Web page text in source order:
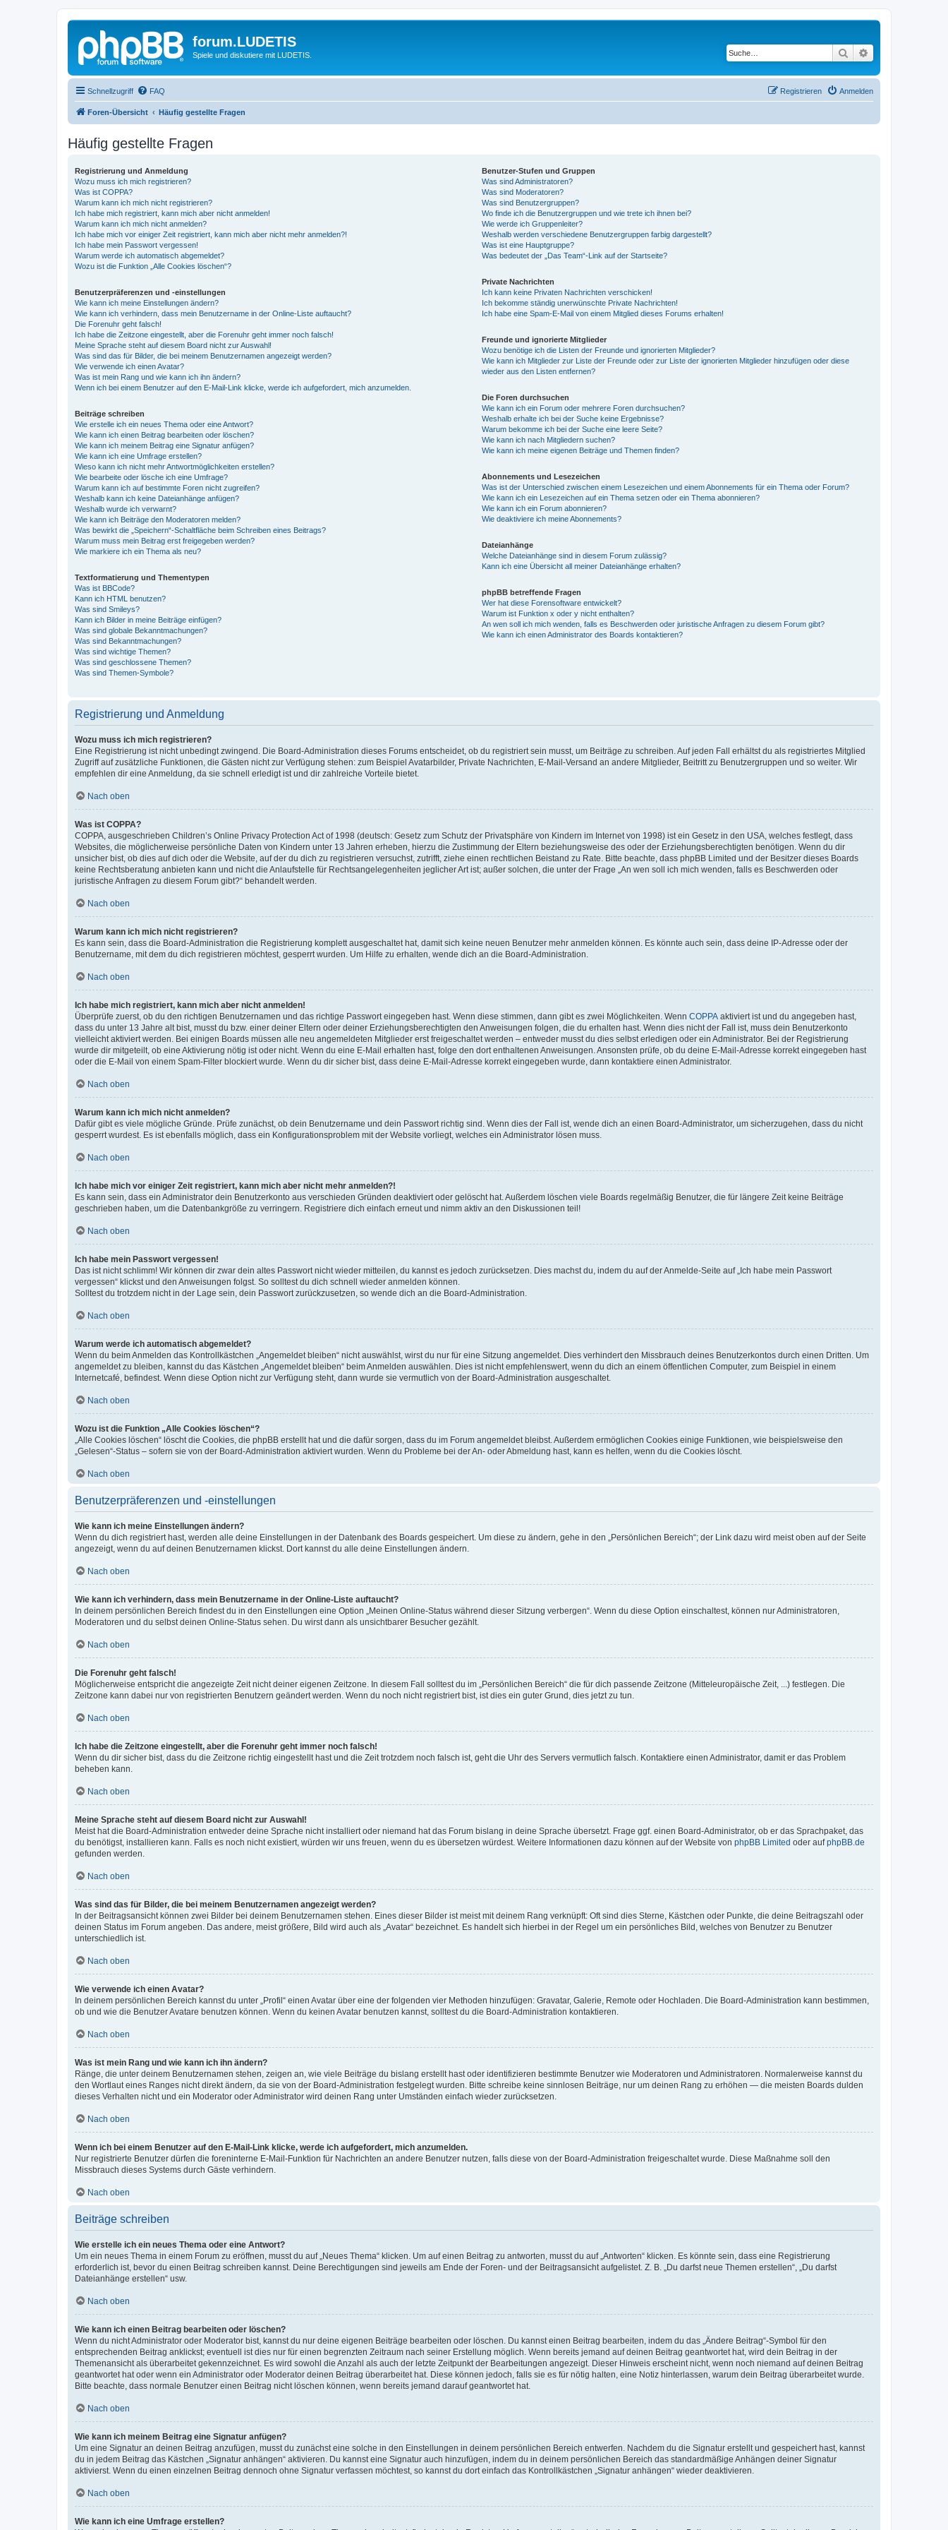
forum.LUDETIS
Spiele und diskutiere mit LUDETIS. Suche
Schnellzugriff FAQ Anmelden
Registrieren
Foren-Übersicht Häufig gestellte Fragen
Häufig gestellte Fragen
Registrierung und Anmeldung
Wozu muss ich mich registrieren?
Was ist COPPA?
Warum kann ich mich nicht registrieren?
Ich habe mich registriert, kann mich aber nicht anmelden!
Warum kann ich mich nicht anmelden?
Ich habe mich vor einiger Zeit registriert, kann mich aber nicht mehr anmelden?!
Ich habe mein Passwort vergessen!
Warum werde ich automatisch abgemeldet?
Wozu ist die Funktion „Alle Cookies löschen“?
Benutzerpräferenzen und -einstellungen
Wie kann ich meine Einstellungen ändern?
Wie kann ich verhindern, dass mein Benutzername in der Online-Liste auftaucht?
Die Forenuhr geht falsch!
Ich habe die Zeitzone eingestellt, aber die Forenuhr geht immer noch falsch!
Meine Sprache steht auf diesem Board nicht zur Auswahl!
Was sind das für Bilder, die bei meinem Benutzernamen angezeigt werden?
Wie verwende ich einen Avatar?
Was ist mein Rang und wie kann ich ihn ändern?
Wenn ich bei einem Benutzer auf den E-Mail-Link klicke, werde ich aufgefordert, mich anzumelden.
Beiträge schreiben
Wie erstelle ich ein neues Thema oder eine Antwort?
Wie kann ich einen Beitrag bearbeiten oder löschen?
Wie kann ich meinem Beitrag eine Signatur anfügen?
Wie kann ich eine Umfrage erstellen?
Wieso kann ich nicht mehr Antwortmöglichkeiten erstellen?
Wie bearbeite oder lösche ich eine Umfrage?
Warum kann ich auf bestimmte Foren nicht zugreifen?
Weshalb kann ich keine Dateianhänge anfügen?
Weshalb wurde ich verwarnt?
Wie kann ich Beiträge den Moderatoren melden?
Was bewirkt die „Speichern“-Schaltfläche beim Schreiben eines Beitrags?
Warum muss mein Beitrag erst freigegeben werden?
Wie markiere ich ein Thema als neu?
Textformatierung und Thementypen
Was ist BBCode?
Kann ich HTML benutzen?
Was sind Smileys?
Kann ich Bilder in meine Beiträge einfügen?
Was sind globale Bekanntmachungen?
Was sind Bekanntmachungen?
Was sind wichtige Themen?
Was sind geschlossene Themen?
Was sind Themen-Symbole?
Benutzer-Stufen und Gruppen
Was sind Administratoren?
Was sind Moderatoren?
Was sind Benutzergruppen?
Wo finde ich die Benutzergruppen und wie trete ich ihnen bei?
Wie werde ich Gruppenleiter?
Weshalb werden verschiedene Benutzergruppen farbig dargestellt?
Was ist eine Hauptgruppe?
Was bedeutet der „Das Team“-Link auf der Startseite?
Private Nachrichten
Ich kann keine Privaten Nachrichten verschicken!
Ich bekomme ständig unerwünschte Private Nachrichten!
Ich habe eine Spam-E-Mail von einem Mitglied dieses Forums erhalten!
Freunde und ignorierte Mitglieder
Wozu benötige ich die Listen der Freunde und ignorierten Mitglieder?
Wie kann ich Mitglieder zur Liste der Freunde oder zur Liste der ignorierten Mitglieder hinzufügen oder diese
wieder aus den Listen entfernen?
Die Foren durchsuchen
Wie kann ich ein Forum oder mehrere Foren durchsuchen?
Weshalb erhalte ich bei der Suche keine Ergebnisse?
Warum bekomme ich bei der Suche eine leere Seite?
Wie kann ich nach Mitgliedern suchen?
Wie kann ich meine eigenen Beiträge und Themen finden?
Abonnements und Lesezeichen
Was ist der Unterschied zwischen einem Lesezeichen und einem Abonnements für ein Thema oder Forum?
Wie kann ich ein Lesezeichen auf ein Thema setzen oder ein Thema abonnieren?
Wie kann ich ein Forum abonnieren?
Wie deaktiviere ich meine Abonnements?
Dateianhänge
Welche Dateianhänge sind in diesem Forum zulässig?
Kann ich eine Übersicht all meiner Dateianhänge erhalten?
phpBB betreffende Fragen
Wer hat diese Forensoftware entwickelt?
Warum ist Funktion x oder y nicht enthalten?
An wen soll ich mich wenden, falls es Beschwerden oder juristische Anfragen zu diesem Forum gibt?
Wie kann ich einen Administrator des Boards kontaktieren?
Registrierung und Anmeldung
Wozu muss ich mich registrieren?
Eine Registrierung ist nicht unbedingt zwingend. Die Board-Administration dieses Forums entscheidet, ob du registriert sein musst, um Beiträge zu schreiben. Auf jeden Fall erhältst du als registriertes Mitglied
Zugriff auf zusätzliche Funktionen, die Gästen nicht zur Verfügung stehen: zum Beispiel Avatarbilder, Private Nachrichten, E-Mail-Versand an andere Mitglieder, Beitritt zu Benutzergruppen und so weiter. Wir
empfehlen dir eine Anmeldung, da sie schnell erledigt ist und dir zahlreiche Vorteile bietet.
Nach oben
Was ist COPPA?
COPPA, ausgeschrieben Children’s Online Privacy Protection Act of 1998 (deutsch: Gesetz zum Schutz der Privatsphäre von Kindern im Internet von 1998) ist ein Gesetz in den USA, welches festlegt, dass
Websites, die möglicherweise persönliche Daten von Kindern unter 13 Jahren erheben, hierzu die Zustimmung der Eltern beziehungsweise des oder der Erziehungsberechtigten benötigen. Wenn du dir
unsicher bist, ob dies auf dich oder die Website, auf der du dich zu registrieren versuchst, zutrifft, ziehe einen rechtlichen Beistand zu Rate. Bitte beachte, dass phpBB Limited und der Besitzer dieses Boards
keine Rechtsberatung anbieten kann und nicht die Anlaufstelle für Rechtsangelegenheiten jeglicher Art ist; außer solchen, die unter der Frage „An wen soll ich mich wenden, falls es Beschwerden oder
juristische Anfragen zu diesem Forum gibt?“ behandelt werden.
Nach oben
Warum kann ich mich nicht registrieren?
Es kann sein, dass die Board-Administration die Registrierung komplett ausgeschaltet hat, damit sich keine neuen Benutzer mehr anmelden können. Es könnte auch sein, dass deine IP-Adresse oder der
Benutzername, mit dem du dich registrieren möchtest, gesperrt wurden. Um Hilfe zu erhalten, wende dich an die Board-Administration.
Nach oben
Ich habe mich registriert, kann mich aber nicht anmelden!
Überprüfe zuerst, ob du den richtigen Benutzernamen und das richtige Passwort eingegeben hast. Wenn diese stimmen, dann gibt es zwei Möglichkeiten. Wenn COPPA aktiviert ist und du angegeben hast,
dass du unter 13 Jahre alt bist, musst du bzw. einer deiner Eltern oder deiner Erziehungsberechtigten den Anweisungen folgen, die du erhalten hast. Wenn dies nicht der Fall ist, muss dein Benutzerkonto
vielleicht aktiviert werden. Bei einigen Boards müssen alle neu angemeldeten Mitglieder erst freigeschaltet werden – entweder musst du dies selbst erledigen oder ein Administrator. Bei der Registrierung
wurde dir mitgeteilt, ob eine Aktivierung nötig ist oder nicht. Wenn du eine E-Mail erhalten hast, folge den dort enthaltenen Anweisungen. Ansonsten prüfe, ob du deine E-Mail-Adresse korrekt eingegeben hast
oder die E-Mail von einem Spam-Filter blockiert wurde. Wenn du dir sicher bist, dass deine E-Mail-Adresse korrekt eingegeben wurde, dann kontaktiere einen Administrator.
Nach oben
Warum kann ich mich nicht anmelden?
Dafür gibt es viele mögliche Gründe. Prüfe zunächst, ob dein Benutzername und dein Passwort richtig sind. Wenn dies der Fall ist, wende dich an einen Board-Administrator, um sicherzugehen, dass du nicht
gesperrt wurdest. Es ist ebenfalls möglich, dass ein Konfigurationsproblem mit der Website vorliegt, welches ein Administrator lösen muss.
Nach oben
Ich habe mich vor einiger Zeit registriert, kann mich aber nicht mehr anmelden?!
Es kann sein, dass ein Administrator dein Benutzerkonto aus verschieden Gründen deaktiviert oder gelöscht hat. Außerdem löschen viele Boards regelmäßig Benutzer, die für längere Zeit keine Beiträge
geschrieben haben, um die Datenbankgröße zu verringern. Registriere dich einfach erneut und nimm aktiv an den Diskussionen teil!
Nach oben
Ich habe mein Passwort vergessen!
Das ist nicht schlimm! Wir können dir zwar dein altes Passwort nicht wieder mitteilen, du kannst es jedoch zurücksetzen. Dies machst du, indem du auf der Anmelde-Seite auf „Ich habe mein Passwort
vergessen“ klickst und den Anweisungen folgst. So solltest du dich schnell wieder anmelden können.
Solltest du trotzdem nicht in der Lage sein, dein Passwort zurückzusetzen, so wende dich an die Board-Administration.
Nach oben
Warum werde ich automatisch abgemeldet?
Wenn du beim Anmelden das Kontrollkästchen „Angemeldet bleiben“ nicht auswählst, wirst du nur für eine Sitzung angemeldet. Dies verhindert den Missbrauch deines Benutzerkontos durch einen Dritten. Um
angemeldet zu bleiben, kannst du das Kästchen „Angemeldet bleiben“ beim Anmelden auswählen. Dies ist nicht empfehlenswert, wenn du dich an einem öffentlichen Computer, zum Beispiel in einem
Internetcafé, befindest. Wenn diese Option nicht zur Verfügung steht, dann wurde sie vermutlich von der Board-Administration ausgeschaltet.
Nach oben
Wozu ist die Funktion „Alle Cookies löschen“?
„Alle Cookies löschen“ löscht die Cookies, die phpBB erstellt hat und die dafür sorgen, dass du im Forum angemeldet bleibst. Außerdem ermöglichen Cookies einige Funktionen, wie beispielsweise den
„Gelesen“-Status – sofern sie von der Board-Administration aktiviert wurden. Wenn du Probleme bei der An- oder Abmeldung hast, kann es helfen, wenn du die Cookies löscht.
Nach oben
Benutzerpräferenzen und -einstellungen
Wie kann ich meine Einstellungen ändern?
Wenn du dich registriert hast, werden alle deine Einstellungen in der Datenbank des Boards gespeichert. Um diese zu ändern, gehe in den „Persönlichen Bereich“; der Link dazu wird meist oben auf der Seite
angezeigt, wenn du auf deinen Benutzernamen klickst. Dort kannst du alle deine Einstellungen ändern.
Nach oben
Wie kann ich verhindern, dass mein Benutzername in der Online-Liste auftaucht?
In deinem persönlichen Bereich findest du in den Einstellungen eine Option „Meinen Online-Status während dieser Sitzung verbergen“. Wenn du diese Option einschaltest, können nur Administratoren,
Moderatoren und du selbst deinen Online-Status sehen. Du wirst dann als unsichtbarer Besucher gezählt.
Nach oben
Die Forenuhr geht falsch!
Möglicherweise entspricht die angezeigte Zeit nicht deiner eigenen Zeitzone. In diesem Fall solltest du im „Persönlichen Bereich“ die für dich passende Zeitzone (Mitteleuropäische Zeit, ...) festlegen. Die
Zeitzone kann dabei nur von registrierten Benutzern geändert werden. Wenn du noch nicht registriert bist, ist dies ein guter Grund, dies jetzt zu tun.
Nach oben
Ich habe die Zeitzone eingestellt, aber die Forenuhr geht immer noch falsch!
Wenn du dir sicher bist, dass du die Zeitzone richtig eingestellt hast und die Zeit trotzdem noch falsch ist, geht die Uhr des Servers vermutlich falsch. Kontaktiere einen Administrator, damit er das Problem
beheben kann.
Nach oben
Meine Sprache steht auf diesem Board nicht zur Auswahl!
Meist hat die Board-Administration entweder deine Sprache nicht installiert oder niemand hat das Forum bislang in deine Sprache übersetzt. Frage ggf. einen Board-Administrator, ob er das Sprachpaket, das
du benötigst, installieren kann. Falls es noch nicht existiert, würden wir uns freuen, wenn du es übersetzen würdest. Weitere Informationen dazu können auf der Website von phpBB Limited oder aufphpBB.de
gefunden werden.
Nach oben
Was sind das für Bilder, die bei meinem Benutzernamen angezeigt werden?
In der Beitragsansicht können zwei Bilder bei deinem Benutzernamen stehen. Eines dieser Bilder ist meist mit deinem Rang verknüpft: Oft sind dies Sterne, Kästchen oder Punkte, die deine Beitragszahl oder
deinen Status im Forum angeben. Das andere, meist größere, Bild wird auch als „Avatar“ bezeichnet. Es handelt sich hierbei in der Regel um ein persönliches Bild, welches von Benutzer zu Benutzer
unterschiedlich ist.
Nach oben
Wie verwende ich einen Avatar?
In deinem persönlichen Bereich kannst du unter „Profil“ einen Avatar über eine der folgenden vier Methoden hinzufügen: Gravatar, Galerie, Remote oder Hochladen. Die Board-Administration kann bestimmen,
ob und wie die Benutzer Avatare benutzen können. Wenn du keinen Avatar benutzen kannst, solltest du die Board-Administration kontaktieren.
Nach oben
Was ist mein Rang und wie kann ich ihn ändern?
Ränge, die unter deinem Benutzernamen stehen, zeigen an, wie viele Beiträge du bislang erstellt hast oder identifizieren bestimmte Benutzer wie Moderatoren und Administratoren. Normalerweise kannst du
den Wortlaut eines Ranges nicht direkt ändern, da sie von der Board-Administration festgelegt wurden. Bitte schreibe keine sinnlosen Beiträge, nur um deinen Rang zu erhöhen — die meisten Boards dulden
dieses Verhalten nicht und ein Moderator oder Administrator wird deinen Rang unter Umständen einfach wieder zurücksetzen.
Nach oben
Wenn ich bei einem Benutzer auf den E-Mail-Link klicke, werde ich aufgefordert, mich anzumelden.
Nur registrierte Benutzer dürfen die foreninterne E-Mail-Funktion für Nachrichten an andere Benutzer nutzen, falls diese von der Board-Administration freigeschaltet wurde. Diese Maßnahme soll den
Missbrauch dieses Systems durch Gäste verhindern.
Nach oben
Beiträge schreiben
Wie erstelle ich ein neues Thema oder eine Antwort?
Um ein neues Thema in einem Forum zu eröffnen, musst du auf „Neues Thema“ klicken. Um auf einen Beitrag zu antworten, musst du auf „Antworten“ klicken. Es könnte sein, dass eine Registrierung
erforderlich ist, bevor du einen Beitrag schreiben kannst. Deine Berechtigungen sind jeweils am Ende der Foren- und der Beitragsansicht aufgelistet. Z. B. „Du darfst neue Themen erstellen“, „Du darfst
Dateianhänge erstellen“ usw.
Nach oben
Wie kann ich einen Beitrag bearbeiten oder löschen?
Wenn du nicht Administrator oder Moderator bist, kannst du nur deine eigenen Beiträge bearbeiten oder löschen. Du kannst einen Beitrag bearbeiten, indem du das „Ändere Beitrag“-Symbol für den
entsprechenden Beitrag anklickst; eventuell ist dies nur für einen begrenzten Zeitraum nach seiner Erstellung möglich. Wenn bereits jemand auf deinen Beitrag geantwortet hat, wird dein Beitrag in der
Themenansicht als überarbeitet gekennzeichnet. Es wird sowohl die Anzahl als auch der letzte Zeitpunkt der Bearbeitungen angezeigt. Dieser Hinweis erscheint nicht, wenn noch niemand auf deinen Beitrag
geantwortet hat oder wenn ein Administrator oder Moderator deinen Beitrag überarbeitet hat. Diese können jedoch, falls sie es für nötig halten, eine Notiz hinterlassen, warum dein Beitrag überarbeitet wurde.
Bitte beachte, dass normale Benutzer einen Beitrag nicht löschen können, wenn bereits jemand darauf geantwortet hat.
Nach oben
Wie kann ich meinem Beitrag eine Signatur anfügen?
Um eine Signatur an deinen Beitrag anzufügen, musst du zunächst eine solche in den Einstellungen in deinem persönlichen Bereich entwerfen. Nachdem du die Signatur erstellt und gespeichert hast, kannst
du in jedem Beitrag das Kästchen „Signatur anhängen“ aktivieren. Du kannst eine Signatur auch hinzufügen, indem du in deinem persönlichen Bereich das standardmäßige Anhängen deiner Signatur
aktivierst. Wenn du einen einzelnen Beitrag dennoch ohne Signatur verfassen möchtest, so kannst du dort einfach das Kontrollkästchen „Signatur anhängen“ wieder deaktivieren.
Nach oben
Wie kann ich eine Umfrage erstellen?